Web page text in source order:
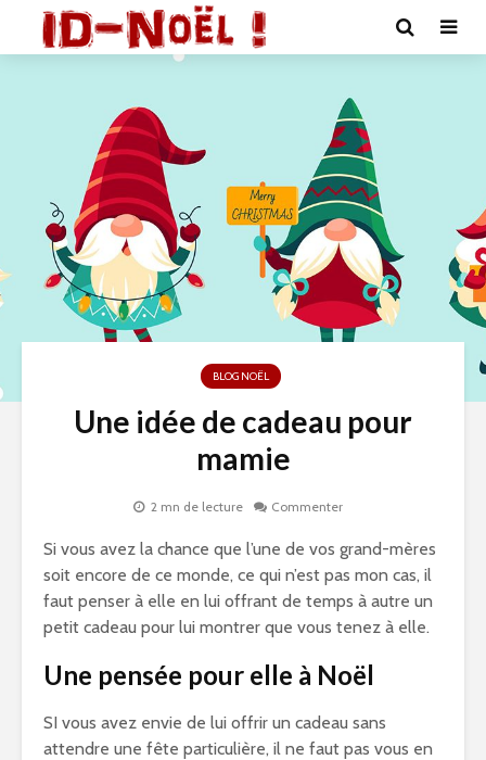
BLOG NOËL
Une idée de cadeau pour
mamie
2 mn de lecture Commenter
Si vous avez la chance que l’une de vos grand-mères
soit encore de ce monde, ce qui n’est pas mon cas, il
faut penser à elle en lui offrant de temps à autre un
petit cadeau pour lui montrer que vous tenez à elle.
Une pensée pour elle à Noël
SI vous avez envie de lui offrir un cadeau sans
attendre une fête particulière, il ne faut pas vous en